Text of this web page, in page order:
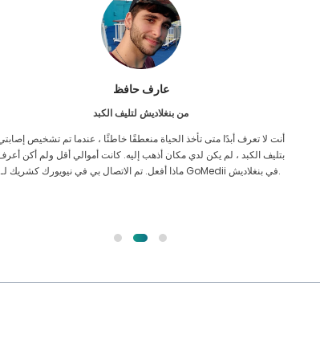
عشرات جهان
من بنغلاديش لأمراض القلب
السند المشترك مع GoMedii قديم. لقد اتصلت بهم بخصوص قضية
caridiac منذ ما يقرب من عامين. ومع ذلك ، فقد كان الفريق دائمًا عونًا
دائمًا! عادة ما أتصل بهم من وقت لآخر لإجراء فحوصاتي المنتظمة في